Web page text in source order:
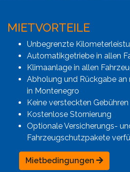
MIETVORTEILE
Unbegrenzte
Automatikgetriebe in allen
Klimaanlage in allen
Abholung und Rückgabe an
in Montenegro
Keine versteckten Gebühren
Kostenlose Stornierung
Optionale Versicherungs-
Fahrzeugschutzpakete
Mietbedingungen